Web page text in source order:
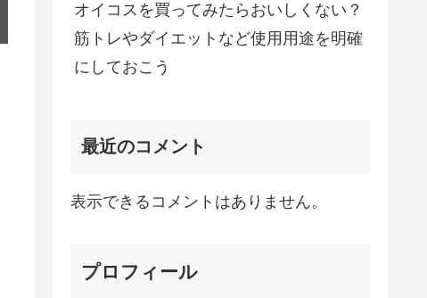
オイコスを買ってみたらおいしくない？
筋トレやダイエットなど使用用途を明確
にしておこう
最近のコメント
表示できるコメントはありません。
プロフィール